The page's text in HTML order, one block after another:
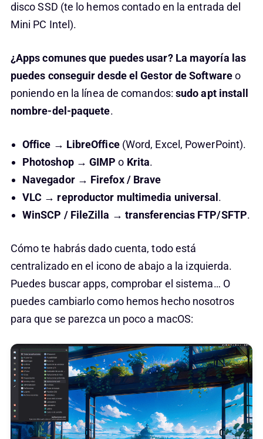
disco SSD (te lo hemos contado en la entrada del
Mini PC Intel).
¿Apps comunes que puedes usar? La mayoría las
puedes conseguir desde el Gestor de Softwareo
poniendo en la línea de comandos: sudo apt install
nombre-del-paquete.
Office → LibreOffice(Word, Excel, PowerPoint).
Photoshop → GIMP o Krita.
Navegador → Firefox / Brave
VLC → reproductor multimedia universal .
WinSCP / FileZilla → transferencias FTP/SFTP.
Cómo te habrás dado cuenta, todo está
centralizado en el icono de abajo a la izquierda.
Puedes buscar apps, comprobar el sistema… O
puedes cambiarlo como hemos hecho nosotros
para que se parezca un poco a macOS: